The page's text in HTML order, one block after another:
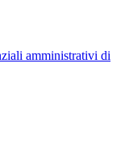
amministrativi di